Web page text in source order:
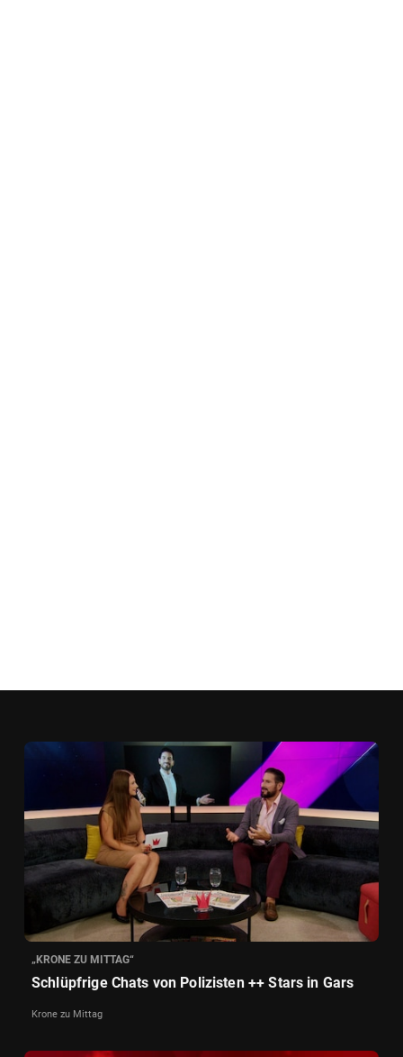
„KRONE ZU MITTAG“
Schlüpfrige Chats von Polizisten ++ Stars in Gars
Krone zu Mittag